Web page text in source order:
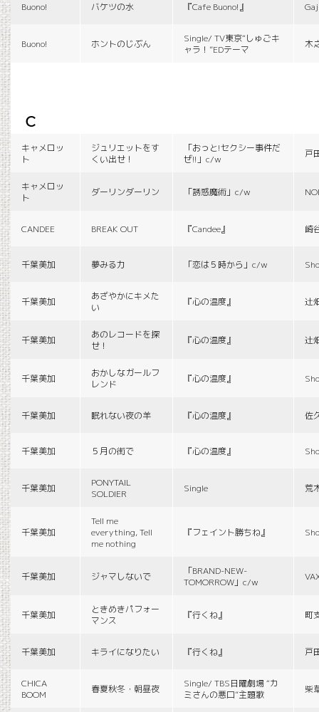
Buono! バケツの水 『Cafe Buono!』
Buono! ホントのじぶん
Single/ TV東京“しゅごキ
ャラ！”EDテーマ
木
c
キャメロッ
ト
ジュリエットをす
くい出せ！
「おっと!セクシー事件だ
ぜ!!」c/w
戸
キャメロッ
ト
ダーリンダーリン 「誘惑魔術」c/w
CANDEE BREAK OUT 『Candee』 崎
千葉美加 夢みる力 「恋は５時から」c/w
千葉美加
あざやかにキメた
い
『心の温度』 辻
千葉美加
あのレコードを探
せ！
『心の温度』 辻
千葉美加
おかしなガールフ
レンド
『心の温度』
千葉美加 眠れない夜の羊 『心の温度』 佐
千葉美加 ５月の街で 『心の温度』
千葉美加
PONYTAIL
SOLDIER
Single 荒
千葉美加
Tell me
everything, Tell
me nothing
『フェイント勝ちね』
千葉美加 ジャマしないで
「BRAND-NEW-
TOMORROW」c/w
千葉美加
ときめきパフォー
マンス
『行くね』 町
千葉美加 キライになりたい 『行くね』 戸
CHICA
BOOM
春夏秋冬・朝昼夜
Single/ TBS日曜劇場 “カ
ミさんの悪口”主題歌
柴